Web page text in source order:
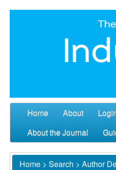
Home About
About the Journal
Home > Search > Author